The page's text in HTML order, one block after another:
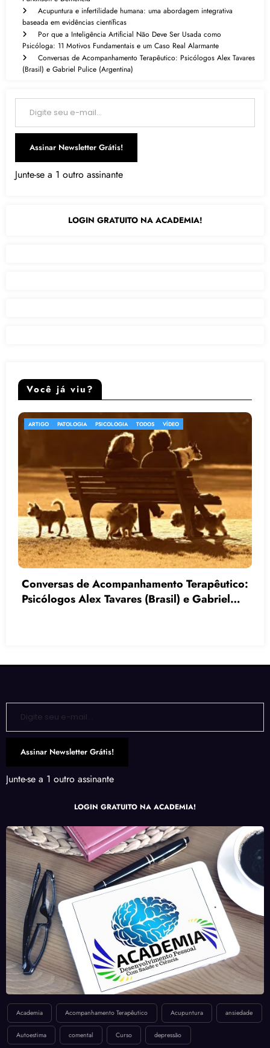
Acupuntura e infertilidade humana: uma abordagem integrativa
baseada em evidências científicas
Por que a Inteligência Artificial Não Deve Ser Usada como
Psicóloga: 11 Motivos Fundamentais e um Caso Real Alarmante
Conversas de Acompanhamento Terapêutico: Psicólogos Alex Tavares
(Brasil) e Gabriel Pulice (Argentina)
Digite seu e-mail…
Assinar Newsletter Grátis!
Junte-se a 1 outro assinante
LOGIN GRATUITO NA ACADEMIA!
Você já viu?
ARTIGO PSICOLOGIA TODOS VÍDEO
As 5 Técnicas Mais Utilizadas por
Digite seu e-mail…
LOGIN GRATUITO NA ACADEMIA!
Academia Acompanhamento Terapêutico Acupuntura